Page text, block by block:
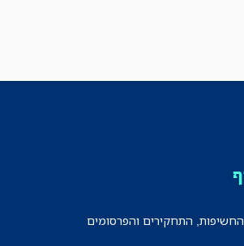
התחקירים והפרסומים